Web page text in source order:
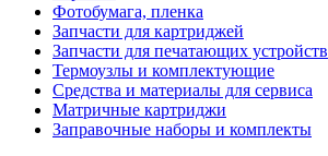
Фотобумага, пленка
Запчасти для картриджей
Запчасти для печатающих устройств
Термоузлы и комплектующие
Средства и материалы для сервиса
Матричные картриджи
Заправочные наборы и комплекты